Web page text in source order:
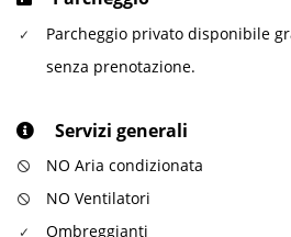
Parcheggio privato disponibile
senza prenotazione.
Servizi generali
NO Aria condizionata
NO Ventilatori
Ombreggianti